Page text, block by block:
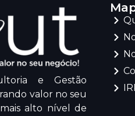
e Gestão
valor no seu
alto nível de